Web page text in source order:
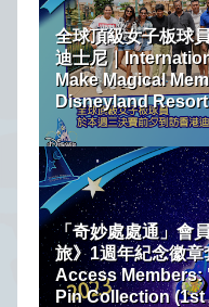
全球頂級女子板球
迪士尼｜
Make Magical
Disneyland
「奇妙處處通」會
旅》1週年紀念徽
Access
Pin Collection